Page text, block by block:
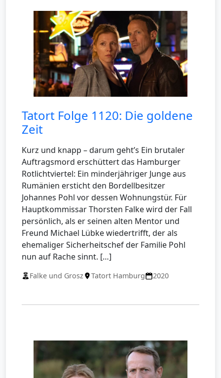
Tatort Folge 1120: Die goldene
Zeit
Kurz und knapp – darum geht’s Ein brutaler
Auftragsmord erschüttert das Hamburger
Rotlichtviertel: Ein minderjähriger Junge aus
Rumänien ersticht den Bordellbesitzer
Johannes Pohl vor dessen Wohnungstür. Für
Hauptkommissar Thorsten Falke wird der Fall
persönlich, als er seinen alten Mentor und
Freund Michael Lübke wiedertrifft, der als
ehemaliger Sicherheitschef der Familie Pohl
nun auf Rache sinnt. […]
Falke und Grosz Tatort Hamburg 2020